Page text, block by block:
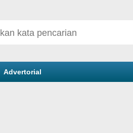
Advertorial